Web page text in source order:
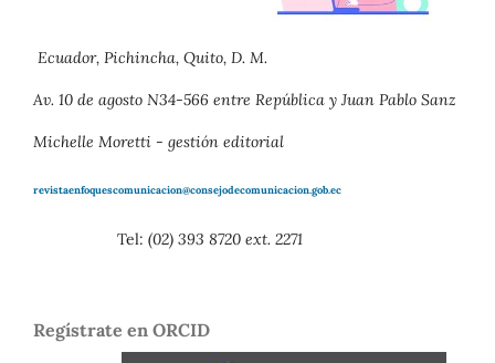
Ecuador, Pichincha, Quito, D. M.
Av. 10 de agosto N34-566 entre República y Juan Pablo Sanz
Michelle Moretti - gestión editorial
revistaenfoquescomunicacion@consejodecomunicacion.gob.ec
Tel: (02) 393 8720 ext. 2271
Regístrate en ORCID